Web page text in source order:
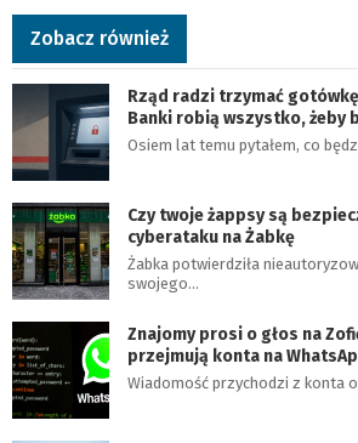
Zobacz również
Rząd radzi trzymać
Banki robią wszystko, żeby
Osiem lat temu pytałem, co
Czy twoje żappsy są
cyberataku na Żabkę
Żabka potwierdziła
swojego…
Znajomy prosi o głos na
przejmują konta na
Wiadomość przychodzi z konta